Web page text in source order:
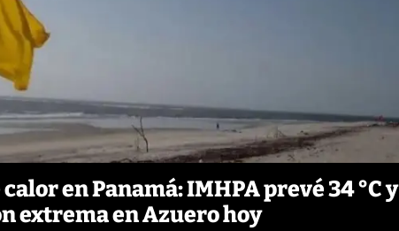
en Panamá: IMHPA prevé 34 °C y
extrema en Azuero hoy